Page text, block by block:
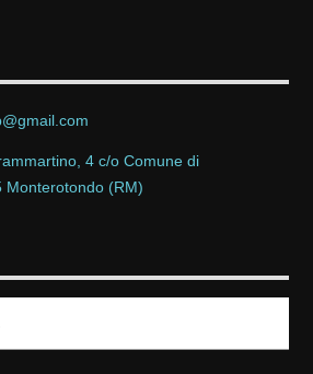
4 c/o Comune di
Monterotondo (RM)